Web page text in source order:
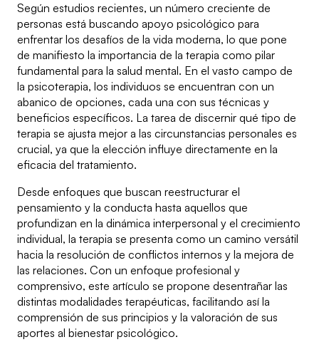
Según estudios recientes, un número creciente de
personas está buscando apoyo psicológico para
enfrentar los desafíos de la vida moderna, lo que pone
de manifiesto la importancia de la terapia como pilar
fundamental para la salud mental. En el vasto campo de
la psicoterapia, los individuos se encuentran con un
abanico de opciones, cada una con sus técnicas y
beneficios específicos. La tarea de discernir qué tipo de
terapia se ajusta mejor a las circunstancias personales es
crucial, ya que la elección influye directamente en la
eficacia del tratamiento.
Desde enfoques que buscan reestructurar el
pensamiento y la conducta hasta aquellos que
profundizan en la dinámica interpersonal y el crecimiento
individual, la terapia se presenta como un camino versátil
hacia la resolución de conflictos internos y la mejora de
las relaciones. Con un enfoque profesional y
comprensivo, este artículo se propone desentrañar las
distintas modalidades terapéuticas, facilitando así la
comprensión de sus principios y la valoración de sus
aportes al bienestar psicológico.